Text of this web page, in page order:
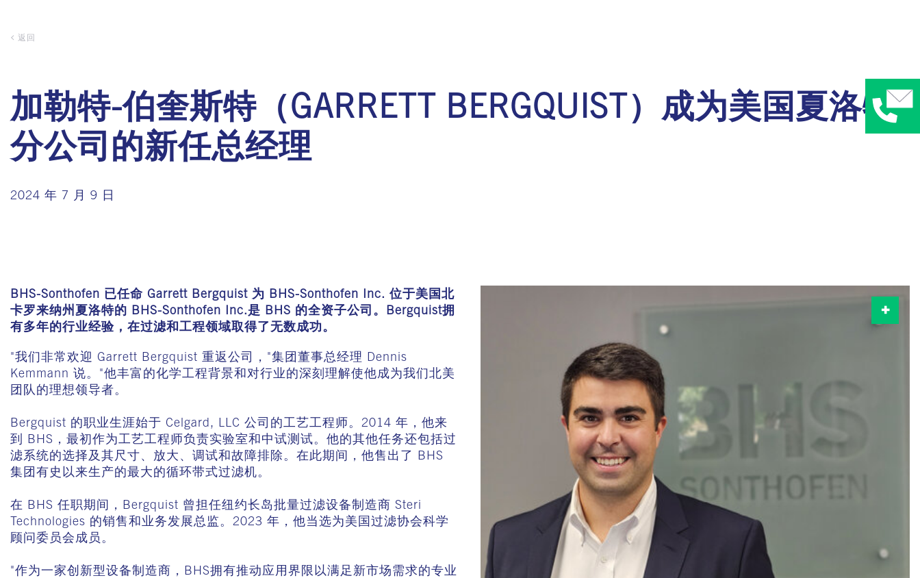
返回
加勒特-伯奎斯特（GARRETT BERGQUIST）成为美国夏洛特
分公司的新任总经理
2024 年 7 月 9 日
BHS-Sonthofen 已任命 Garrett Bergquist 为 BHS-Sonthofen Inc. 位于美国北
卡罗来纳州夏洛特的 BHS-Sonthofen Inc.是 BHS 的全资子公司。Bergquist拥
有多年的行业经验，在过滤和工程领域取得了无数成功。
"我们非常欢迎 Garrett Bergquist 重返公司，"集团董事总经理 Dennis
Kemmann 说。"他丰富的化学工程背景和对行业的深刻理解使他成为我们北美
团队的理想领导者。
Bergquist 的职业生涯始于 Celgard, LLC 公司的工艺工程师。2014 年，他来
到 BHS，最初作为工艺工程师负责实验室和中试测试。他的其他任务还包括过
滤系统的选择及其尺寸、放大、调试和故障排除。在此期间，他售出了 BHS
集团有史以来生产的最大的循环带式过滤机。
在 BHS 任职期间，Bergquist 曾担任纽约长岛批量过滤设备制造商 Steri
Technologies 的销售和业务发展总监。2023 年，他当选为美国过滤协会科学
顾问委员会成员。
"作为一家创新型设备制造商，BHS拥有推动应用界限以满足新市场需求的专业